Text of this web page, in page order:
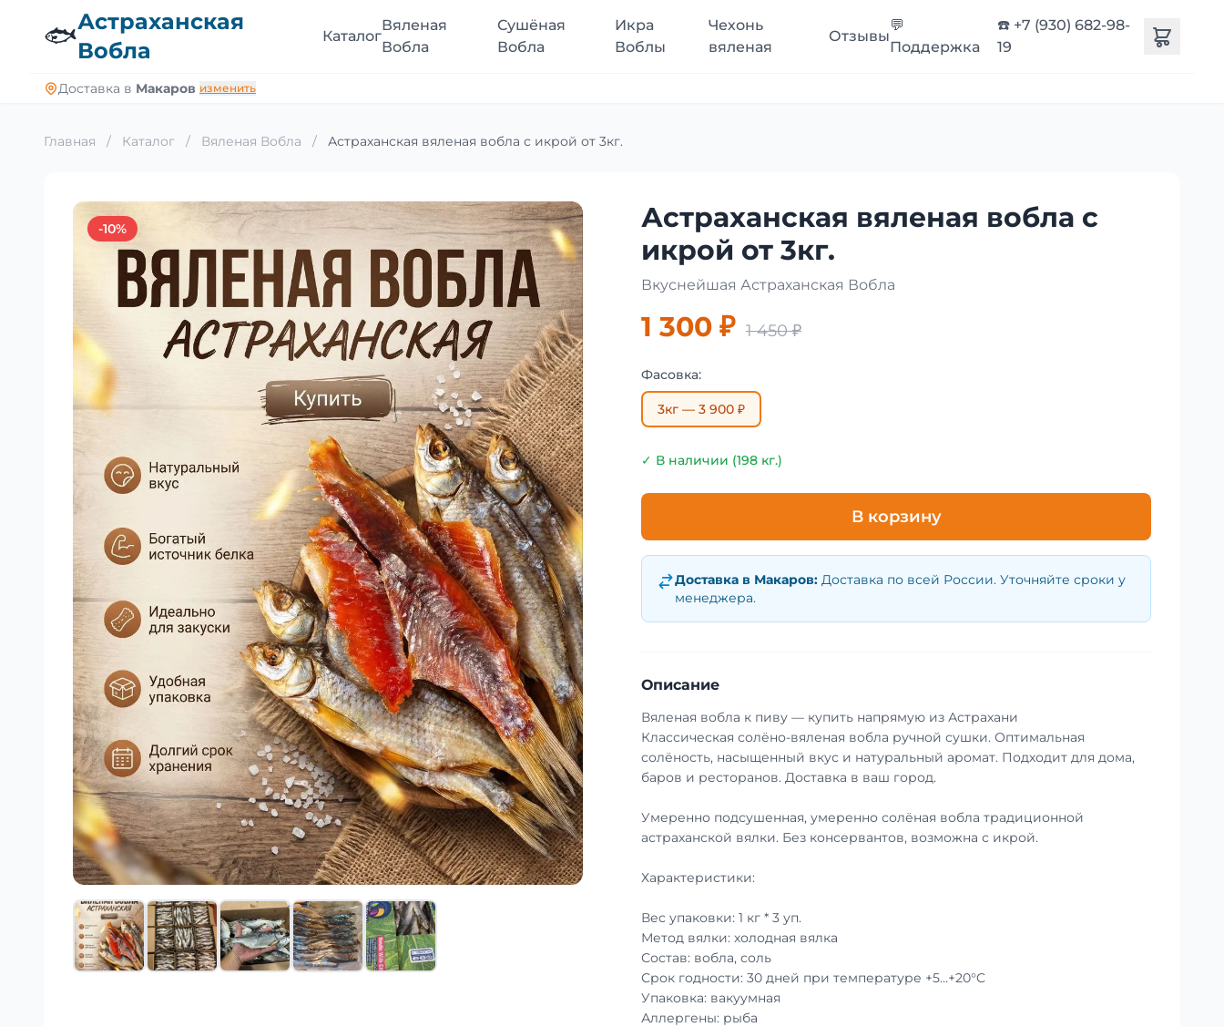
🐟Астраханская
Вобла
Каталог
Вяленая
Вобла
Сушёная
Вобла
Икра
Воблы
Чехонь
вяленая
Отзывы
💬
Поддержка
☎️ +7 (930) 682-98-
19
Доставка в Макаров изменить
Главная / Каталог / Вяленая Вобла / Астраханская вяленая вобла с икрой от 3кг.
-10%
Астраханская вяленая вобла с
икрой от 3кг.
Вкуснейшая Астраханская Вобла
1 300 ₽ 1 450 ₽
Фасовка:
3кг — 3 900 ₽
✓ В наличии (198 кг.)
В корзину
Доставка в Макаров: Доставка по всей России. Уточняйте сроки у
менеджера.
Описание
Вяленая вобла к пиву — купить напрямую из Астрахани
Классическая солёно-вяленая вобла ручной сушки. Оптимальная
солёность, насыщенный вкус и натуральный аромат. Подходит для дома,
баров и ресторанов. Доставка в ваш город.
Умеренно подсушенная, умеренно солёная вобла традиционной
астраханской вялки. Без консервантов, возможна с икрой.
Характеристики:
Вес упаковки: 1 кг * 3 уп.
Метод вялки: холодная вялка
Состав: вобла, соль
Срок годности: 30 дней при температуре +5…+20°C
Упаковка: вакуумная
Аллергены: рыба